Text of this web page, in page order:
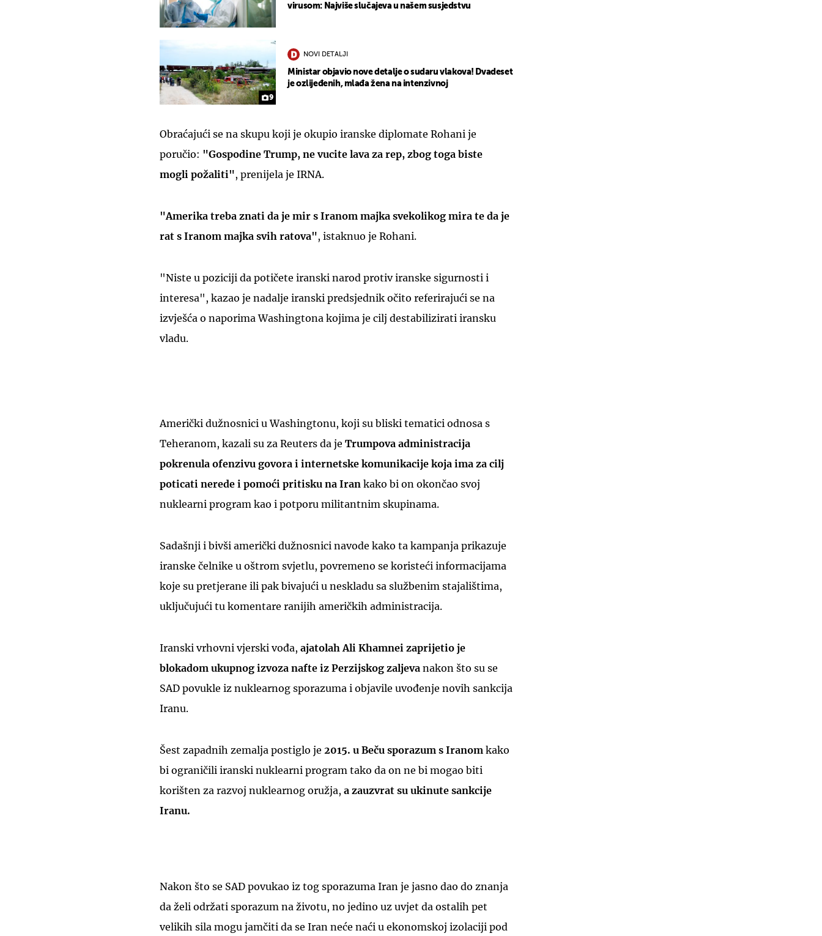
virusom: Najviše slučajeva u našem susjedstvu
9
NOVI DETALJI
Ministar objavio nove detalje o sudaru vlakova! Dvadeset
je ozlijeđenih, mlađa žena na intenzivnoj
Obraćajući se na skupu koji je okupio iranske diplomate Rohani je
poručio: "Gospodine Trump, ne vucite lava za rep, zbog toga biste
mogli požaliti", prenijela je IRNA.
"Amerika treba znati da je mir s Iranom majka svekolikog mira te da je
rat s Iranom majka svih ratova", istaknuo je Rohani.
"Niste u poziciji da potičete iranski narod protiv iranske sigurnosti i
interesa", kazao je nadalje iranski predsjednik očito referirajući se na
izvješća o naporima Washingtona kojima je cilj destabilizirati iransku
vladu.
Američki dužnosnici u Washingtonu, koji su bliski tematici odnosa s
Teheranom, kazali su za Reuters da je Trumpova administracija
pokrenula ofenzivu govora i internetske komunikacije koja ima za cilj
poticati nerede i pomoći pritisku na Iran kako bi on okončao svoj
nuklearni program kao i potporu militantnim skupinama.
Sadašnji i bivši američki dužnosnici navode kako ta kampanja prikazuje
iranske čelnike u oštrom svjetlu, povremeno se koristeći informacijama
koje su pretjerane ili pak bivajući u neskladu sa službenim stajalištima,
uključujući tu komentare ranijih američkih administracija.
Iranski vrhovni vjerski vođa, ajatolah Ali Khamnei zaprijetio je
blokadom ukupnog izvoza nafte iz Perzijskog zaljeva nakon što su se
SAD povukle iz nuklearnog sporazuma i objavile uvođenje novih sankcija
Iranu.
Šest zapadnih zemalja postiglo je 2015. u Beču sporazum s Iranom kako
bi ograničili iranski nuklearni program tako da on ne bi mogao biti
korišten za razvoj nuklearnog oružja, a zauzvrat su ukinute sankcije
Iranu.
Nakon što se SAD povukao iz tog sporazuma Iran je jasno dao do znanja
da želi održati sporazum na životu, no jedino uz uvjet da ostalih pet
velikih sila mogu jamčiti da se Iran neće naći u ekonomskoj izolaciji pod
UKLJUČITE NOTIFIKACIJE